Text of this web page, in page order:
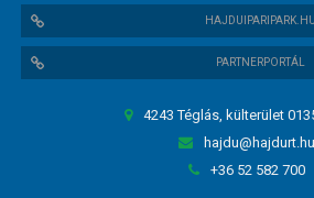
HAJDUIPARIPARK.HU
PARTNERPORTÁL
4243 Téglás, külterület
hajdu@hajdurt.hu
+36 52 582 700